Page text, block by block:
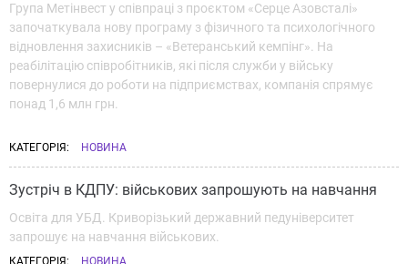
Група Метінвест у співпраці з проєктом «Серце Азовсталі»
започаткувала нову програму з фізичного та психологічного
відновлення захисників – «Ветеранський кемпінг». На
реабілітацію співробітників, які після служби у війську
повернулися до роботи на підприємствах, компанія спрямує
понад 1,6 млн грн.
КАТЕГОРІЯ: НОВИНА
Зустріч в КДПУ: військових запрошують на навчання
Освіта для УБД. Криворізький державний педуніверситет
запрошує на навчання військових.
КАТЕГОРІЯ: НОВИНА